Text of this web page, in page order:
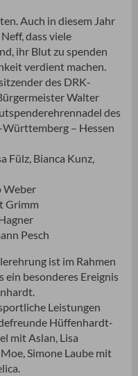
Auch in diesem Jahr
dass viele
ihr Blut zu spenden
verdient machen.
des DRK-
Walter
des
– Hessen
Fülz, Bianca Kunz,
Weber
Grimm
Pesch
ist im Rahmen
besonderes Ereignis
Leistungen
Hüffenhardt-
mit Aslan, Lisa
Simone Laube mit